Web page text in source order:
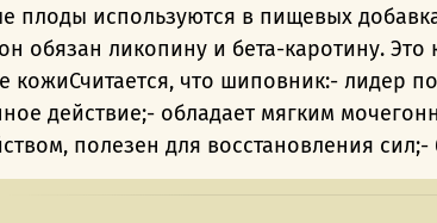
плоды используются в пищевых
обязан ликопину и бета-каротину.
кожиСчитается, что шиповник:- лидер
действие;- обладает мягким
полезен для восстановления